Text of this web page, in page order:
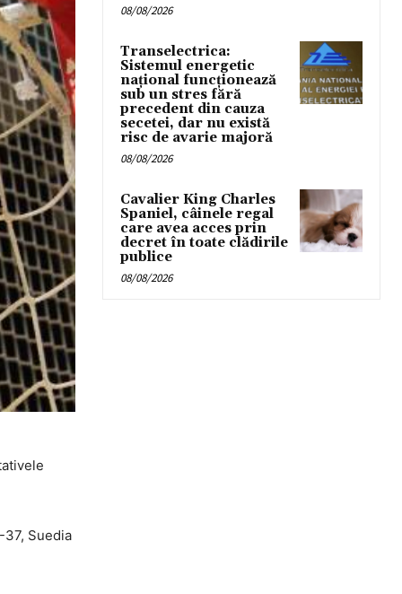
Suedia
08/08/2026
Transelectrica:
Sistemul energetic
național funcționează
sub un stres fără
precedent din cauza
secetei, dar nu există
risc de avarie majoră
08/08/2026
Cavalier King Charles
Spaniel, câinele regal
care avea acces prin
decret în toate clădirile
publice
08/08/2026